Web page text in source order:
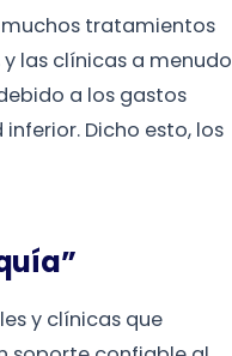
tratamientos
las clínicas a menudo
a los gastos
Dicho esto, los
y clínicas que